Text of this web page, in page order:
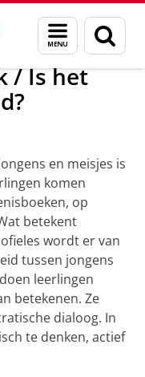
Menu
en
zoeken
/ Is het
en meisjes is
komen
op
betekent
wordt er van
tussen jongens
leerlingen
betekenen. Ze
dialoog. In
te denken, actief